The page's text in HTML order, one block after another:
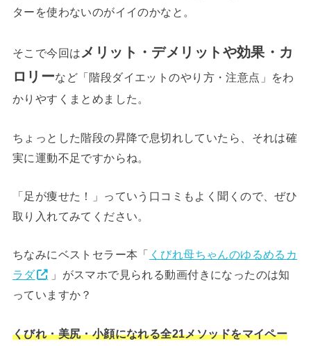
ターを使わないのがイイのかなと。
そこで今回は メリット・デメリットや効果・カ
ロリーなど「階段ダイエットのやり方・注意点」をわ
かりやすくまとめました。
ちょっとした階段の昇降で息切れしていたら、それは確
実に運動不足ですからね。
「足が痩せた！」っていう口コミもよく聞くので、ぜひ
取り入れてみてください。
ちなみにベストセラー本「
くびれ母ちゃんのゆるめるカ
ラダ
」がスマホで見られる動画付きになったのは知
っていますか？
くびれ・美尻・小顔になれる全21メソッドをマイペー